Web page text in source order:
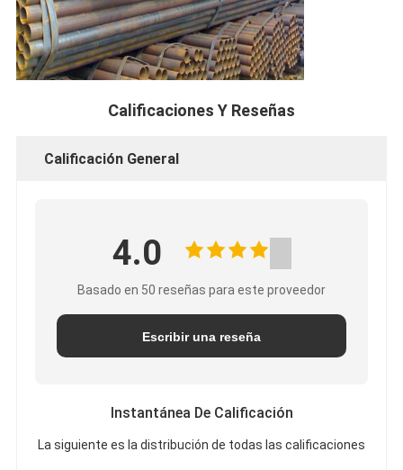
Calificaciones Y Reseñas
Calificación General
4.0
Basado en 50 reseñas para este proveedor
Escribir una reseña
Instantánea De Calificación
La siguiente es la distribución de todas las calificaciones